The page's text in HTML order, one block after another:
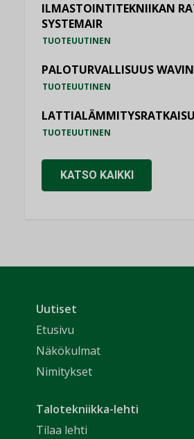
ILMASTOINTITEKNIIKAN
SYSTEMAIR
TUOTEUUTINEN
PALOTURVALLISUUS WAVIN
TUOTEUUTINEN
TUOTEUUTINEN
KATSO KAIKKI
Uutiset
Etusivu
Näkökulmat
Nimitykset
Talotekniikka-lehti
Tilaa lehti